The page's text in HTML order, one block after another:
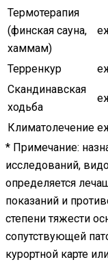
Термотерапия
(финская сауна,
хаммам)
Терренкур
Скандинавская
ходьба
Климатолечение
* Примечание:
исследований,
определяется
показаний и
степени тяжести
сопутствующей
курортной карте